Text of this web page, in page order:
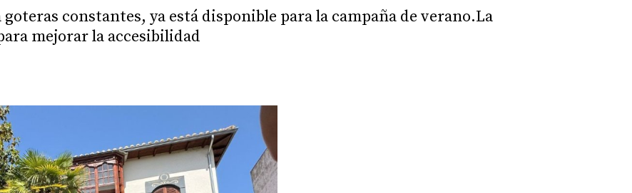
constantes, ya está disponible para la campaña de verano.La
mejorar la accesibilidad